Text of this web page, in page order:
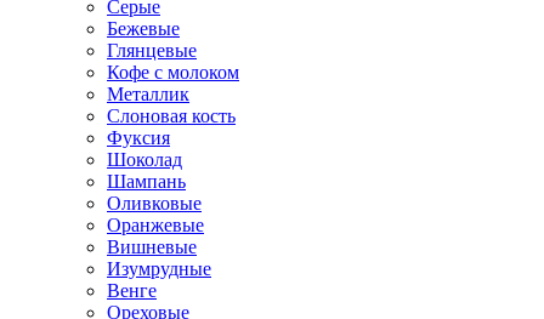
Серые
Бежевые
Глянцевые
Кофе с молоком
Металлик
Слоновая кость
Фуксия
Шоколад
Шампань
Оливковые
Оранжевые
Вишневые
Изумрудные
Венге
Ореховые